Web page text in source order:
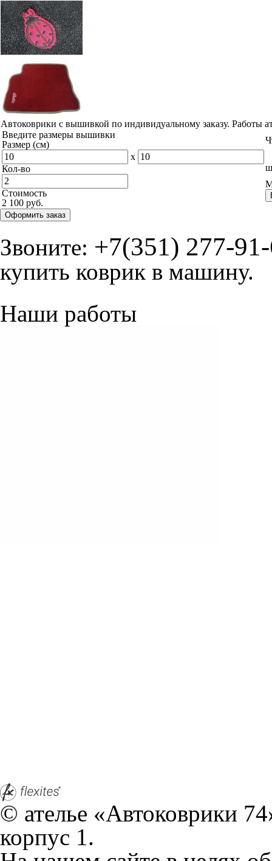
Автоковрики с вышивкой по индивидуальному заказу. Работы
Введите размеры вышивки
Размер (см)
x
Кол-во
Стоимость
2 100 руб.
Оформить заказ
Звоните: +7(351) 277-
купить коврик в машину.
Наши работы
корпус 1.
На нашем сайте в целях
работоспособности
персональных данных,